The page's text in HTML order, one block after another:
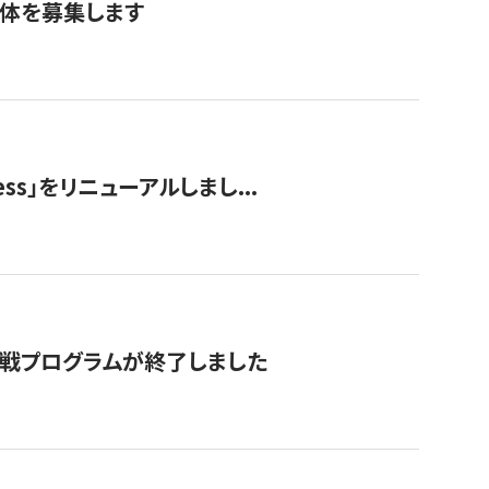
を募集します
」をリニューアルしまし...
プログラムが終了しました